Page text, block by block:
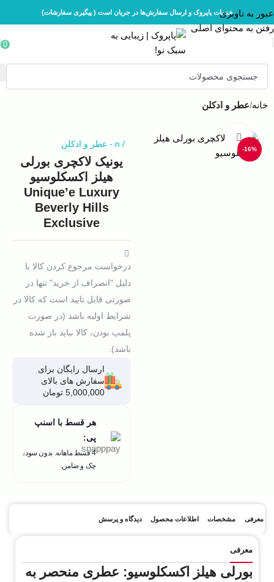
عبور به ناوبری
رفتن به محتوای اصلی
خدمات پاپروک و ارسال سفارش‌ها در جریان است ( پیگیری سفارشات)
0
خانه عطر و ادکلن
-16%
بزرگنمایی تصویر
/
n
- عطر و ادکلن
یونیک لاکچری بورلی
هیلز اکسکلوسیو
Unique’e Luxury
Beverly Hills
Exclusive
درخواست مرجوع کردن کالا با
دلیل "انصراف از خرید" تنها در
صورتی قابل تایید است که کالا در
شرایط اولیه باشد (در صورت
پلمپ بودن، کالا نباید باز شده
باشد).
ارسال رایگان برای
سفارش های بالای
5,000,000 تومان
هر قسط با اسنپ
پی:
4 قسط ماهانه. بدون سود،
چک و ضامن.
معرفی مشخصات اطلاعات محصول دیدگاه و پرسش
معرفی
بورلی هیلز اکسکلوسیو: عطری منحصر به